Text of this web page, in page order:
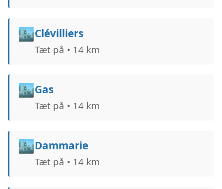
🏙️Clévilliers
Tæt på • 14 km
🏙️Gas
Tæt på • 14 km
🏙️Dammarie
Tæt på • 14 km